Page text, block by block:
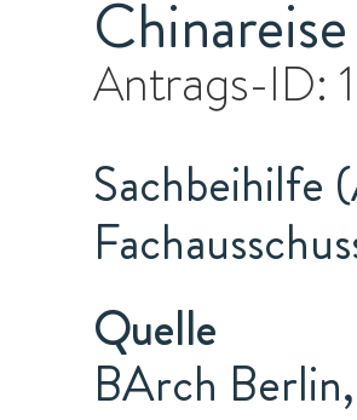
Chinareise
Antrags-ID:
Sachbeihilfe
Quelle
BArch